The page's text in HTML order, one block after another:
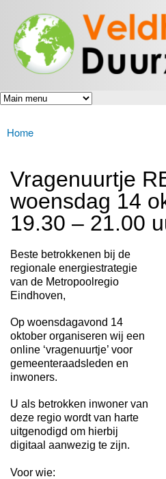
en naar
de inhoud
gaan
Veldhoven
Duurzaam
Energiek
naar de
toekomst
U bent hier
Home
Vragenuurtje
woensdag 14
19.30 – 21.00
Beste betrokkenen bij de
regionale energiestrategie
van de Metropoolregio
Eindhoven,
Op woensdagavond 14
oktober organiseren wij een
online ‘vragenuurtje’ voor
gemeenteraadsleden en
inwoners.
U als betrokken inwoner van
deze regio wordt van harte
uitgenodigd om hierbij
digitaal aanwezig te zijn.
Voor wie: